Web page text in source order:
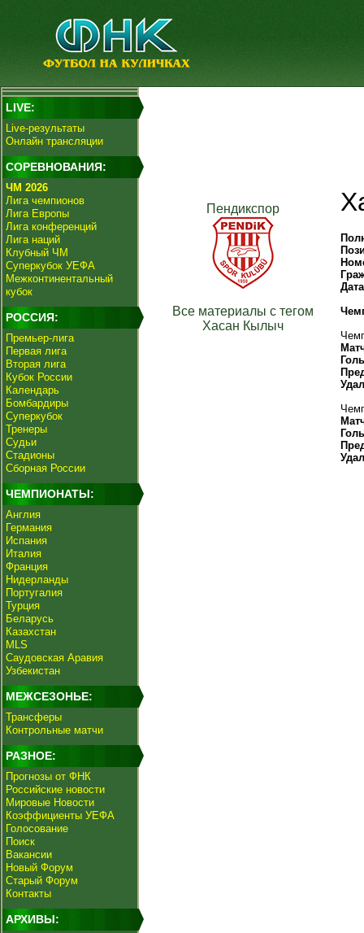
LIVE:
Live-результаты
Онлайн трансляции
СОРЕВНОВАНИЯ:
ЧМ 2026
Лига чемпионов
Лига Европы
Лига конференций
Лига наций
Клубный ЧМ
Суперкубок УЕФА
Межконтинентальный
кубок
РОССИЯ:
Премьер-лига
Первая лига
Вторая лига
Кубок России
Календарь
Бомбардиры
Суперкубок
Тренеры
Судьи
Стадионы
Сборная России
ЧЕМПИОНАТЫ:
Англия
Германия
Испания
Италия
Франция
Нидерланды
Португалия
Турция
Беларусь
Казахстан
MLS
Саудовская Аравия
Узбекистан
МЕЖСЕЗОНЬЕ:
Трансферы
Контрольные матчи
РАЗНОЕ:
Прогнозы от ФНК
Российские новости
Мировые Новости
Коэффициенты УЕФА
Голосование
Поиск
Вакансии
Новый Форум
Старый Форум
Контакты
АРХИВЫ:
Пендикспор
Все материалы с тегом
Хасан Кылыч